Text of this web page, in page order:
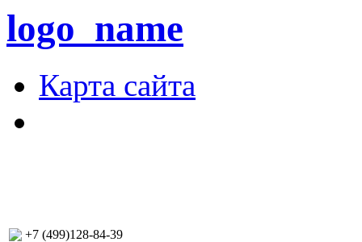
logo_name
Карта сайта
+7 (499)128-84-39